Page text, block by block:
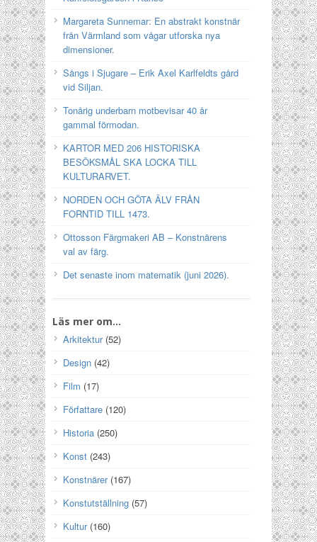
Margareta Sunnemar: En abstrakt konstnär
från Värmland som vågar utforska nya
dimensioner.
Sångs i Sjugare – Erik Axel Karlfeldts gård
vid Siljan.
Tonårig underbarn motbevisar 40 år
gammal förmodan.
KARTOR MED 206 HISTORISKA
BESÖKSMÅL SKA LOCKA TILL
KULTURARVET.
NORDEN OCH GÖTA ÄLV FRÅN
FORNTID TILL 1473.
Ottosson Färgmakeri AB – Konstnärens
val av färg.
Det senaste inom matematik (juni 2026).
Läs mer om…
Arkitektur(52)
Design (42)
Film (17)
Författare (120)
Historia (250)
Konst (243)
Konstnärer(167)
Konstutställning (57)
Kultur(160)